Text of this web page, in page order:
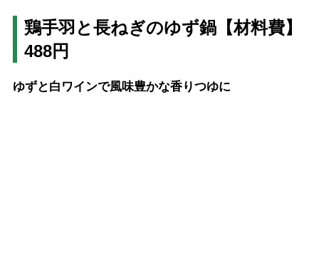
鶏手羽と長ねぎのゆず鍋【材料費】
488円
ゆずと白ワインで風味豊かな香りつゆに